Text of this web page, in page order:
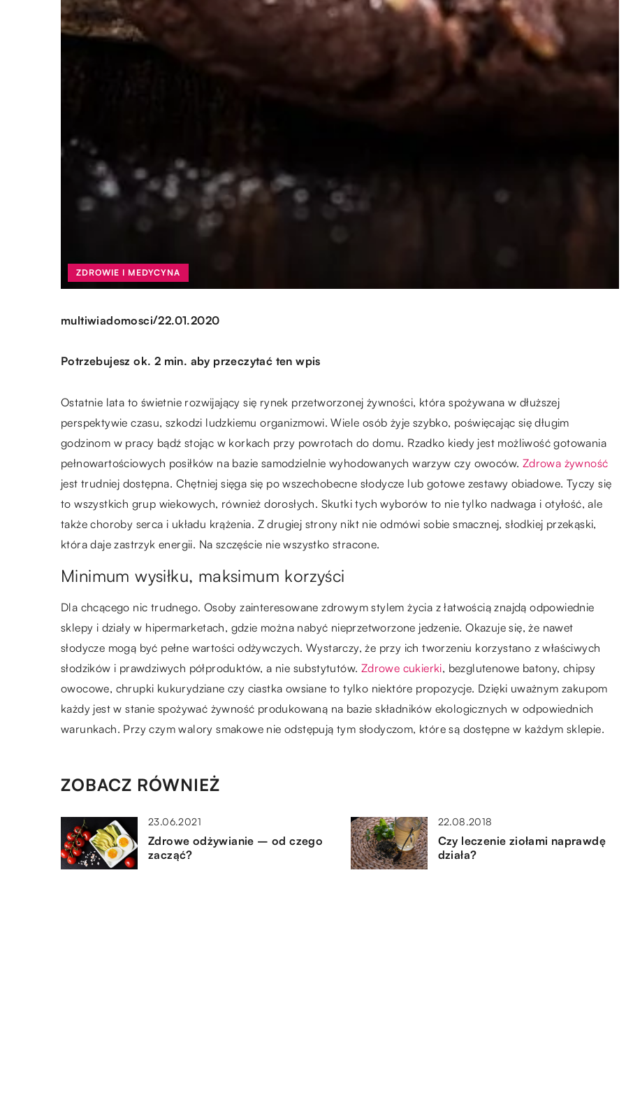
ZDROWIE I MEDYCYNA
multiwiadomosci/22.01.2020
Potrzebujesz ok. 2 min. aby przeczytać ten wpis
Ostatnie lata to świetnie rozwijający się rynek przetworzonej żywności, która spożywana w dłuższej
perspektywie czasu, szkodzi ludzkiemu organizmowi. Wiele osób żyje szybko, poświęcając się długim
godzinom w pracy bądź stojąc w korkach przy powrotach do domu. Rzadko kiedy jest możliwość gotowania
pełnowartościowych posiłków na bazie samodzielnie wyhodowanych warzyw czy owoców. Zdrowa żywność
jest trudniej dostępna. Chętniej sięga się po wszechobecne słodycze lub gotowe zestawy obiadowe. Tyczy się
to wszystkich grup wiekowych, również dorosłych. Skutki tych wyborów to nie tylko nadwaga i otyłość, ale
także choroby serca i układu krążenia. Z drugiej strony nikt nie odmówi sobie smacznej, słodkiej przekąski,
która daje zastrzyk energii. Na szczęście nie wszystko stracone.
Minimum wysiłku, maksimum korzyści
Dla chcącego nic trudnego. Osoby zainteresowane zdrowym stylem życia z łatwością znajdą odpowiednie
sklepy i działy w hipermarketach, gdzie można nabyć nieprzetworzone jedzenie. Okazuje się, że nawet
słodycze mogą być pełne wartości odżywczych. Wystarczy, że przy ich tworzeniu korzystano z właściwych
słodzików i prawdziwych półproduktów, a nie substytutów. Zdrowe cukierki, bezglutenowe batony, chipsy
owocowe, chrupki kukurydziane czy ciastka owsiane to tylko niektóre propozycje. Dzięki uważnym zakupom
każdy jest w stanie spożywać żywność produkowaną na bazie składników ekologicznych w odpowiednich
warunkach. Przy czym walory smakowe nie odstępują tym słodyczom, które są dostępne w każdym sklepie.
ZOBACZ RÓWNIEŻ
23.06.2021
Zdrowe odżywianie – od czego
zacząć?
22.08.2018
Czy leczenie ziołami naprawdę
działa?